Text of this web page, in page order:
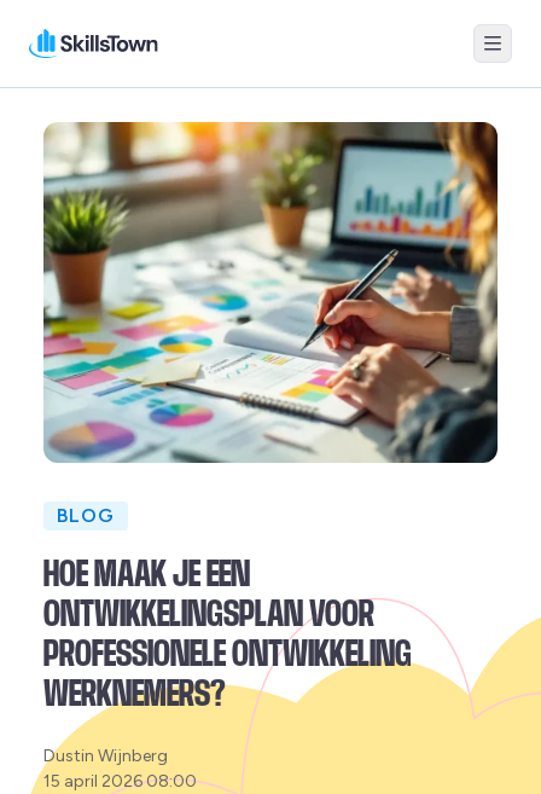
Menu
BLOG
HOE MAAK JE EEN
ONTWIKKELINGSPLAN VOOR
PROFESSIONELE ONTWIKKELING
WERKNEMERS?
Posted
by:
Dustin Wijnberg
15 april 2026 08:00